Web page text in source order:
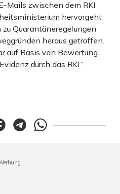
Mails zwischen dem RKI
hervorgeht
Quarantäneregelungen
heraus getroffen.
auf Basis von Bewertung
durch das RKI.“